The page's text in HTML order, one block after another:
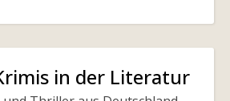
in der Literatur